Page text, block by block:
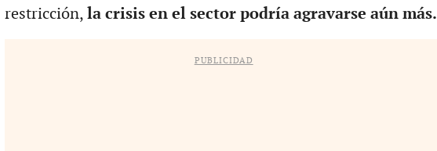
restricción, la crisis en el sector podría agravarse aún más.
PUBLICIDAD